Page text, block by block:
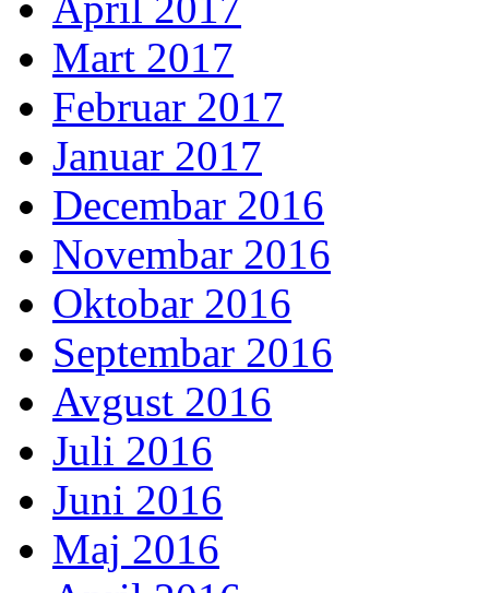
Mart 2017
Februar 2017
Januar 2017
Decembar 2016
Novembar 2016
Oktobar 2016
Septembar 2016
Avgust 2016
Juli 2016
Juni 2016
Maj 2016